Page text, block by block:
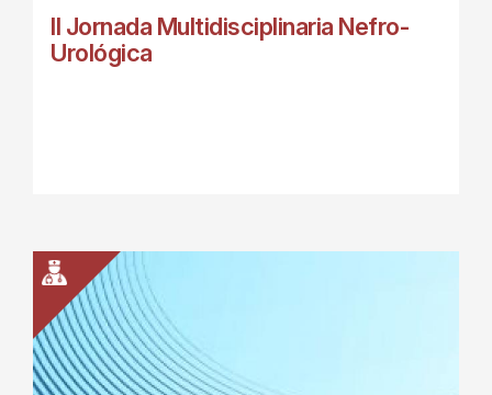
II Jornada Multidisciplinaria Nefro-
Urológica